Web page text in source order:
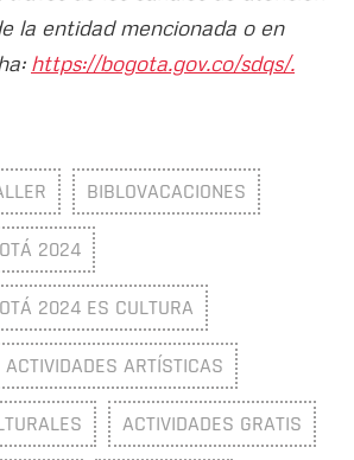
la entidad mencionada o en
https://bogota.gov.co/sdqs/.
BIBLOVACACIONES
2024
2024 ES CULTURA
ACTIVIDADES ARTÍSTICAS
ACTIVIDADES GRATIS